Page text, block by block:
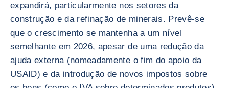
expandirá, particularmente nos setores da
construção e da refinação de minerais. Prevê-se
que o crescimento se mantenha a um nível
semelhante em 2026, apesar de uma redução da
ajuda externa (nomeadamente o fim do apoio da
USAID) e da introdução de novos impostos sobre